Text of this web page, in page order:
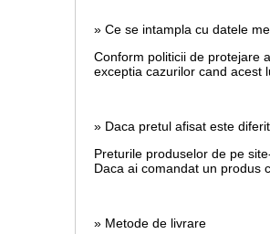
» Ce se intampla cu datele
Conform politicii de protejare
exceptia cazurilor cand acest
» Daca pretul afisat este
Preturile produselor de pe
Daca ai comandat un produs
» Metode de livrare